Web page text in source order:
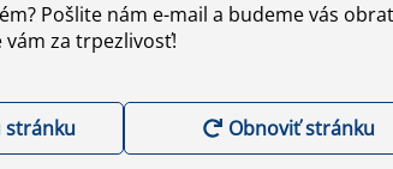
Pošlite nám e-mail a budeme vás
za trpezlivosť!
stránku Obnoviť stránku